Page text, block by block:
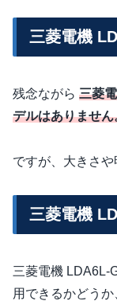
三菱電機
残念ながら 三菱
デルはありません
ですが、大きさや
三菱電機
三菱電機 LDA6L-
用できるかどうか